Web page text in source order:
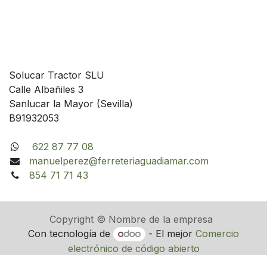
Solucar Tractor SLU
Calle Albañiles 3
Sanlucar la Mayor (Sevilla)
B91932053
622 87 77 08
manuelperez@ferreteriaguadiamar.com
854 71 71 43
Copyright © Nombre de la empresa
Con tecnología de
- El mejorComercio
electrónico de código abierto